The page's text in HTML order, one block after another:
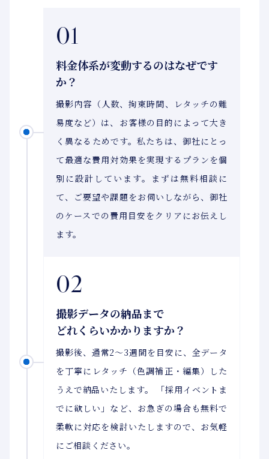
01
料金体系が変動するのはなぜです
か？
撮影内容（人数、拘束時間、レタッチの難
易度など）は、お客様の目的によって大き
く異なるためです。私たちは、御社にとっ
て最適な費用対効果を実現するプランを個
別に設計しています。まずは無料相談に
て、ご要望や課題をお伺いしながら、御社
のケースでの費用目安をクリアにお伝えし
ます。
02
撮影データの納品まで
どれくらいかかりますか？
撮影後、通常2〜3週間を目安に、全データ
を丁寧にレタッチ（色調補正・編集）した
うえで納品いたします。 「採用イベントま
でに欲しい」など、お急ぎの場合も無料で
柔軟に対応を検討いたしますので、お気軽
にご相談ください。